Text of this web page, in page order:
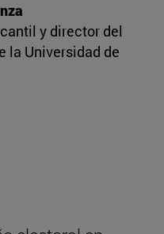
y director del
la Universidad de